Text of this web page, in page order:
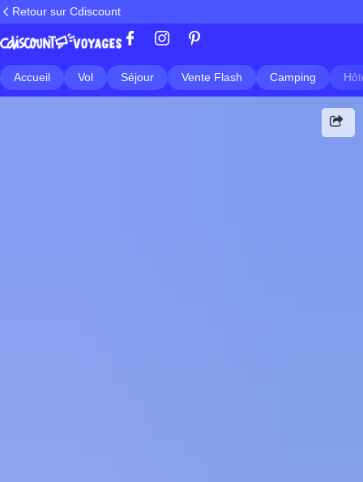
Retour sur Cdiscount
Accueil Vol Séjour Vente Flash Camping